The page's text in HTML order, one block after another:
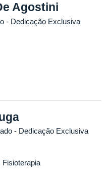
Agostini
- Dedicação Exclusiva
- Dedicação Exclusiva